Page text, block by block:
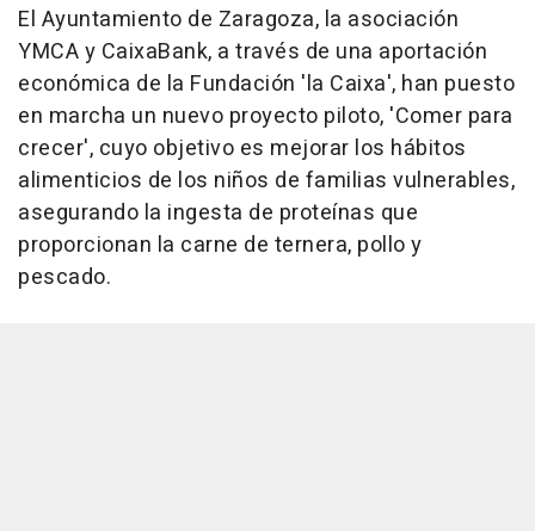
El Ayuntamiento de Zaragoza, la asociación
YMCA y CaixaBank, a través de una aportación
económica de la Fundación 'la Caixa', han puesto
en marcha un nuevo proyecto piloto, 'Comer para
crecer', cuyo objetivo es mejorar los hábitos
alimenticios de los niños de familias vulnerables,
asegurando la ingesta de proteínas que
proporcionan la carne de ternera, pollo y
pescado.